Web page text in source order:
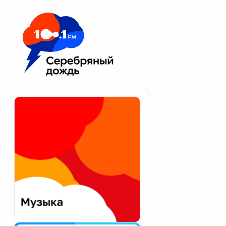
Москва 100.1 FM
Апатиты
Екатеринбург
Калининград
Калуга